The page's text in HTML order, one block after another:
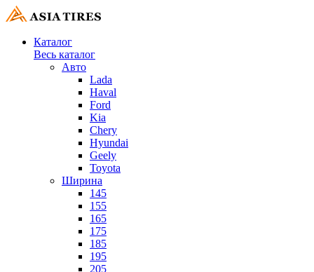
Каталог
Весь каталог
Авто
Lada
Haval
Ford
Kia
Chery
Hyundai
Geely
Toyota
Ширина
145
155
165
175
185
195
205